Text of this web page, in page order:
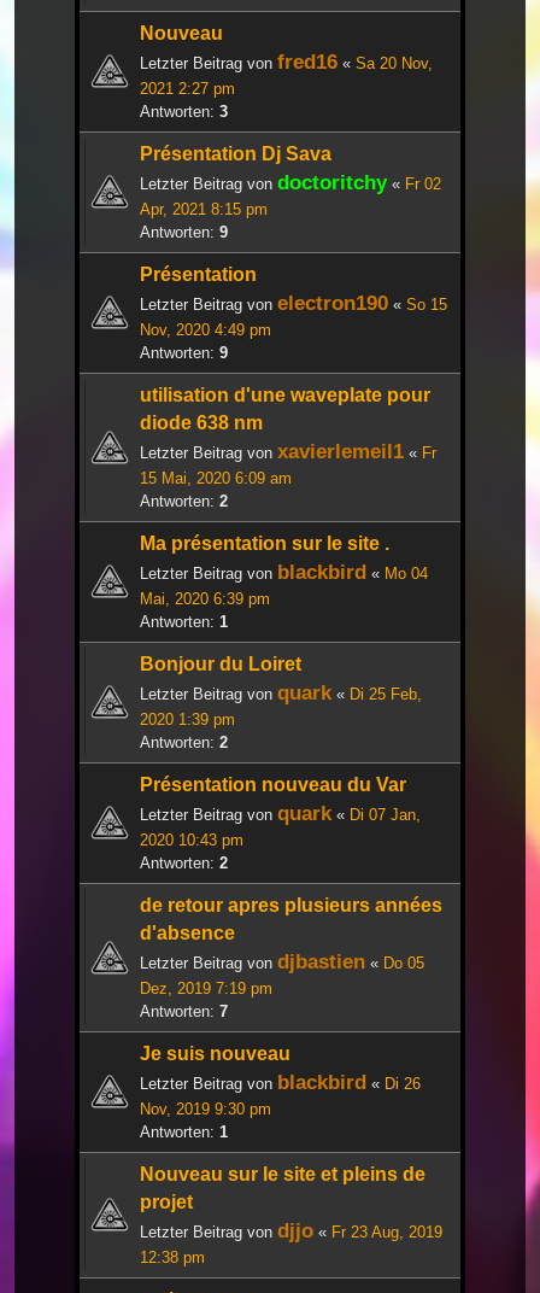
Nouveau
Letzter Beitrag von fred16 « Sa 20 Nov,
2021 2:27 pm
Antworten: 3
Présentation Dj Sava
Letzter Beitrag von doctoritchy« Fr 02
Apr, 2021 8:15 pm
Antworten: 9
Présentation
Letzter Beitrag von electron190 « So 15
Nov, 2020 4:49 pm
Antworten: 9
utilisation d'une waveplate pour
diode 638 nm
Letzter Beitrag von xavierlemeil1 « Fr
15 Mai, 2020 6:09 am
Antworten: 2
Ma présentation sur le site .
Letzter Beitrag von blackbird « Mo 04
Mai, 2020 6:39 pm
Antworten: 1
Bonjour du Loiret
Letzter Beitrag von quark« Di 25 Feb,
2020 1:39 pm
Antworten: 2
Présentation nouveau du Var
Letzter Beitrag von quark« Di 07 Jan,
2020 10:43 pm
Antworten: 2
de retour apres plusieurs années
d'absence
Letzter Beitrag von djbastien « Do 05
Dez, 2019 7:19 pm
Antworten: 7
Je suis nouveau
Letzter Beitrag von blackbird « Di 26
Nov, 2019 9:30 pm
Antworten: 1
Nouveau sur le site et pleins de
projet
Letzter Beitrag von djjo « Fr 23 Aug, 2019
12:38 pm